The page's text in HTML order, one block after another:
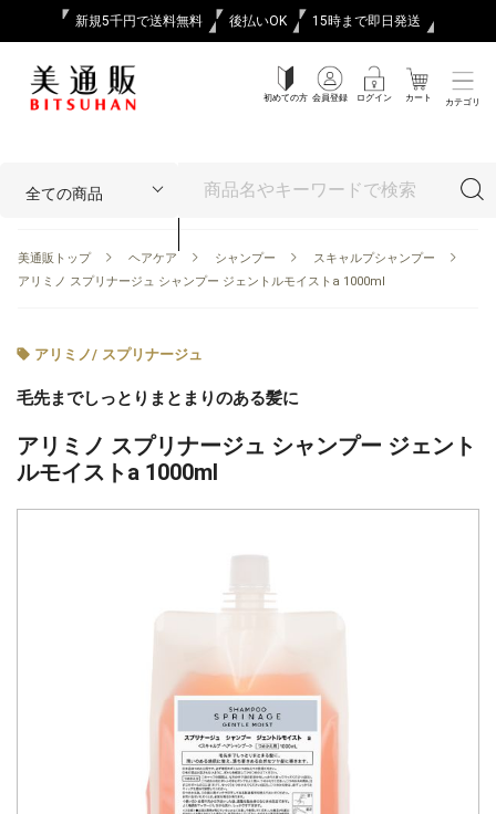
新規5千円で送料無料 後払いOK 15時まで即日発送
初めての方 会員登録 ログイン カート カテゴリ
美通販トップ ヘアケア シャンプー
スキャルプシャンプー
アリミノ スプリナージュ シャンプー ジェントルモイストa 1000ml
アリミノ/ スプリナージュ
毛先までしっとりまとまりのある髪に
アリミノ スプリナージュ シャンプー ジェント
ルモイストa 1000ml